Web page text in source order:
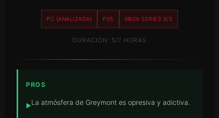
PC (ANALIZADA) PS5 XBOX SERIES X/S
DURACIÓN: 5/7 HORAS
PROS
▶La atmósfera de Greymont es opresiva y adictiva.